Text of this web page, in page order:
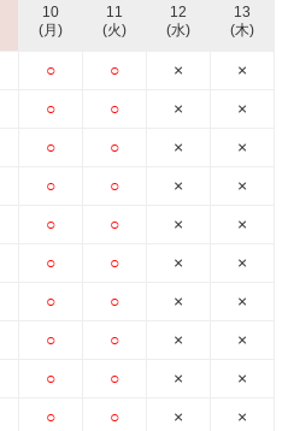
スタッフ紹介
お知らせ
来店予約
10
(月)
○
○
○
○
○
○
○
○
○
○
11
(火)
○
○
○
○
○
○
○
○
○
○
12
(水)
×
×
×
×
×
×
×
×
×
×
13
(木)
×
×
×
×
×
×
×
×
×
×